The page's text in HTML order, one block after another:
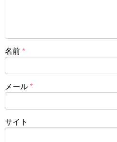
名前 *
メール *
サイト